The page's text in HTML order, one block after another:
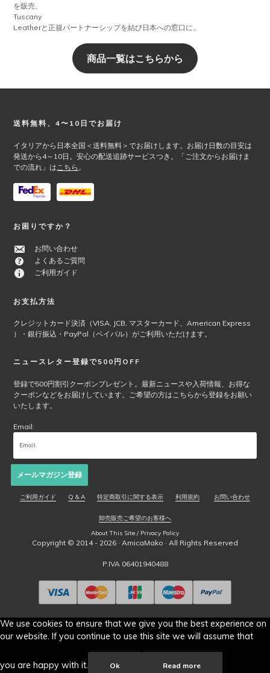
を販売、
Tuscany
Leatherと正規パートナーシップを結び日本への窓口に。
商品一覧はこちらから
Footer
送料無料、4〜10日でお届け
イタリアから日本全国＜送料無料＞でお届けします。お届け日数の目安は
発送から4～10日。安心の配送追跡サービスつき。「ご注文からお届けま
での流れ」は こちら 。
お困りですか？
お問い合わせ
よくあるご質問
ご利用ガイド
お支払方法
クレジットカード決済（VISA, JCB, マスターカード、American Express
）・銀行振込・PayPal（ペイパル）がご利用いただけます。
ニュースレター登録で500円OFF
登録で500円割引クーポンプレゼント。最新ニュースや入荷情報、お得な
クーポンなどをお届けしています。ご希望の方はこちらから登録をお願い
いたします。
Email:
メールマガジン登録
ご利用ガイド Q & A 特定商取引に関する表示 利用規約 お問い合わせ
卸売販売ご希望のお客様へ
About This Site / Privacy Policy
Copyright © 2014 - 2026 · AmicaMako · All Rights Reserved
P.IVA 06401940488
We use cookies to ensure that we give you the best experience on
our website. If you continue to use this site we will assume that
you are happy with it. Ok Read more